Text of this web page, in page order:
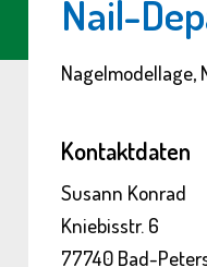
Nail-
Nagelmodellage,
Kontaktdaten
Susann Konrad
Kniebisstr. 6
77740 Bad-